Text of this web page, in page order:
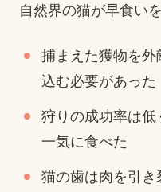
自然界の猫が早食い
捕まえた獲物を
込む必要があった
狩りの成功率は
一気に食べた
猫の歯は肉を引